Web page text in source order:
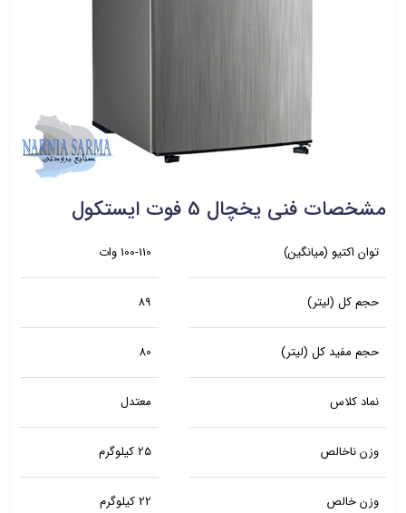
مشخصات فنی یخچال 5 فوت ایستکول
توان اکتیو (میانگین) 100-110 وات
حجم کل (لیتر) 89
حجم مفید کل (لیتر) 80
نماد کلاس معتدل
وزن ناخالص 25 کیلوگرم
وزن خالص 22 کیلوگرم